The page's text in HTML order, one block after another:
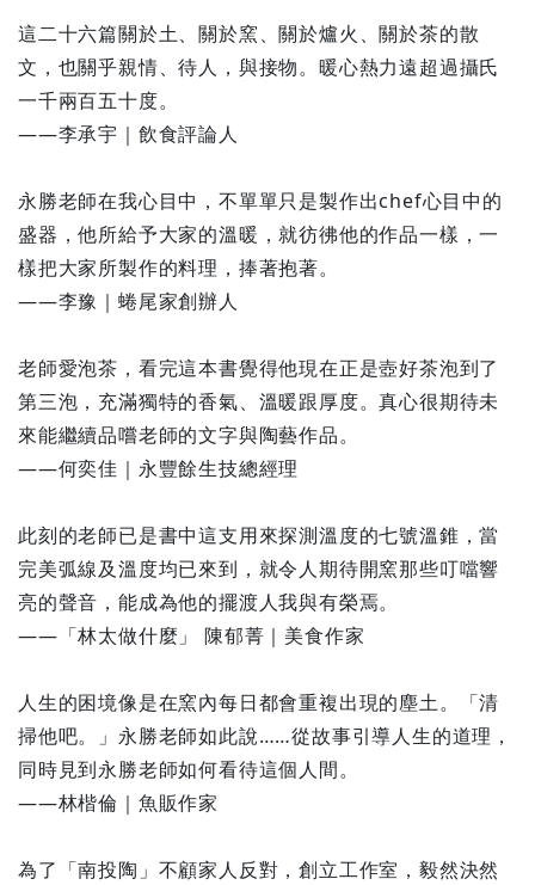
這二十六篇關於土、關於窯、關於爐火、關於茶的散
文，也關乎親情、待人，與接物。暖心熱力遠超過攝氏
一千兩百五十度。
——李承宇｜飲食評論人
永勝老師在我心目中，不單單只是製作出chef心目中的
盛器，他所給予大家的溫暖，就彷彿他的作品一樣，一
樣把大家所製作的料理，捧著抱著。
——李豫｜蜷尾家創辦人
老師愛泡茶，看完這本書覺得他現在正是壺好茶泡到了
第三泡，充滿獨特的香氣、溫暖跟厚度。真心很期待未
來能繼續品嚐老師的文字與陶藝作品。
——何奕佳｜永豐餘生技總經理
此刻的老師已是書中這支用來探測溫度的七號溫錐，當
完美弧線及溫度均已來到，就令人期待開窯那些叮噹響
亮的聲音，能成為他的擺渡人我與有榮焉。
——「林太做什麼」 陳郁菁｜美食作家
人生的困境像是在窯內每日都會重複出現的塵土。「清
掃他吧。」永勝老師如此說……從故事引導人生的道理，
同時見到永勝老師如何看待這個人間。
——林楷倫｜魚販作家
為了「南投陶」不顧家人反對，創立工作室，毅然決然